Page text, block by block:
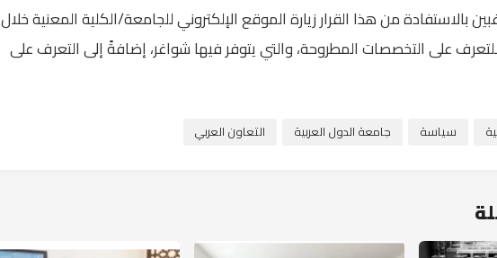
بالاستفادة من هذا القرار زيارة الموقع الإلكتروني للجامعة/الكلية المعنية خلال
على التخصصات المطروحة، والتي يتوفر فيها شواغر، إضافةً إلى التعرف على
سياسة جامعة الدول العربية التعاون العربي